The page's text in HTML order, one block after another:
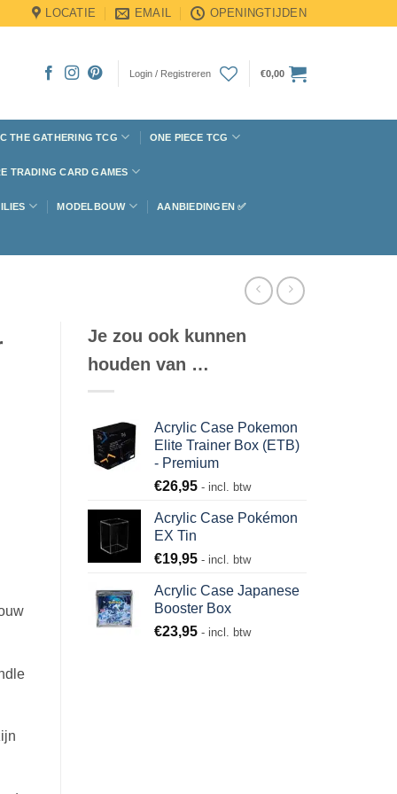
LOCATIE EMAIL OPENINGTIJDEN
Login / Registreren €0,00
THE GATHERING TCG ONE PIECE TCG
TRADING CARD GAMES
MODELBOUW AANBIEDINGEN ✅
Je zou ook kunnen
houden van …
Acrylic Case Pokemon
Elite Trainer Box (ETB)
- Premium
€26,95 - incl. btw
Acrylic Case Pokémon
EX Tin
€19,95 - incl. btw
Acrylic Case Japanese
Booster Box
€23,95 - incl. btw